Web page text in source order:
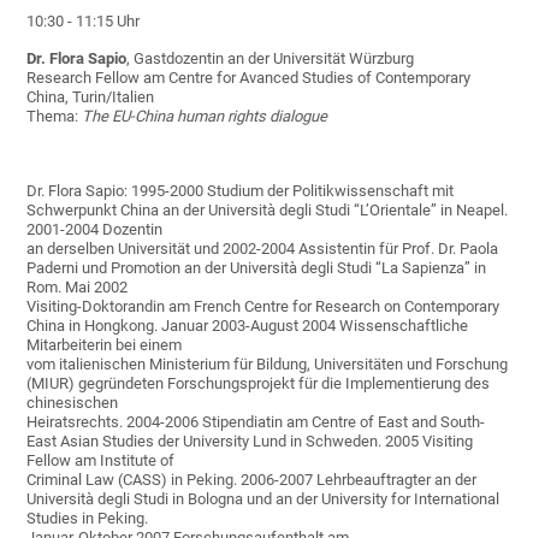
10:30 - 11:15 Uhr
Dr. Flora Sapio, Gastdozentin an der Universität Würzburg
Research Fellow am Centre for Avanced Studies of Contemporary
China, Turin/Italien
Thema: The EU-China human rights dialogue
Dr. Flora Sapio: 1995-2000 Studium der Politikwissenschaft mit
Schwerpunkt China an der Università degli Studi “L’Orientale” in Neapel.
2001-2004 Dozentin
an derselben Universität und 2002-2004 Assistentin für Prof. Dr. Paola
Paderni und Promotion an der Università degli Studi “La Sapienza” in
Rom. Mai 2002
Visiting-Doktorandin am French Centre for Research on Contemporary
China in Hongkong. Januar 2003-August 2004 Wissenschaftliche
Mitarbeiterin bei einem
vom italienischen Ministerium für Bildung, Universitäten und Forschung
(MIUR) gegründeten Forschungsprojekt für die Implementierung des
chinesischen
Heiratsrechts. 2004-2006 Stipendiatin am Centre of East and South-
East Asian Studies der University Lund in Schweden. 2005 Visiting
Fellow am Institute of
Criminal Law (CASS) in Peking. 2006-2007 Lehrbeauftragter an der
Università degli Studi in Bologna und an der University for International
Studies in Peking.